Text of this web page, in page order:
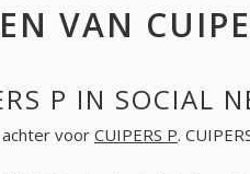
VAN
P IN SOCIAL
voor CUIPERS P.